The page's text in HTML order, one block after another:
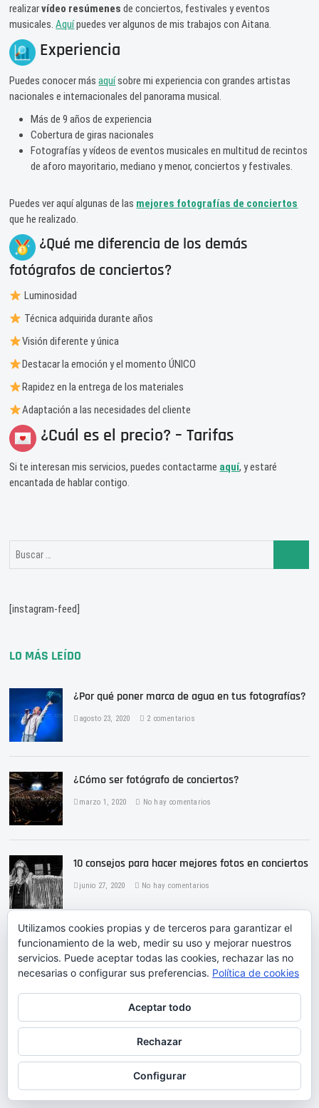
realizarvídeo resúmenes de conciertos, festivales y eventos
musicales.Aquípuedes ver algunos de mis trabajos con Aitana.
Experiencia
Puedes conocer másaquísobre mi experiencia con grandes artistas
nacionales e internacionales del panorama musical.
Más de 9 años de experiencia
Cobertura de giras nacionales
Fotografías y vídeos de eventos musicales en multitud de recintos
de aforo mayoritario, mediano y menor, conciertos y festivales.
Puedes ver aquí algunas de las mejores fotografías de conciertos
que he realizado.
¿Qué me diferencia de los demás
fotógrafos de conciertos?
Luminosidad
Técnica adquirida durante años
Visión diferente y única
Destacar la emoción y el momento ÚNICO
Rapidez en la entrega de los materiales
Adaptación a las necesidades del cliente
¿Cuál es el precio? – Tarifas
Si te interesan mis servicios, puedes contactarme aquí, y estaré
encantada de hablar contigo.
[instagram-feed]
LO MÁS LEÍDO
¿Por qué poner marca de agua en tus fotografías?
agosto 23, 2020 2 comentarios
¿Cómo ser fotógrafo de conciertos?
marzo 1, 2020 No hay comentarios
10 consejos para hacer mejores fotos en conciertos
junio 27, 2020 No hay comentarios
Tamy Mauri| Diseñado por:Theme Freesia|WordPress| © Copyright. Todos los
derechos reservados. |Política de Privacidad
TwitterLinkedin
Utilizamos cookies propias y de terceros para garantizar el
funcionamiento de la web, medir su uso y mejorar nuestros
servicios. Puede aceptar todas las cookies, rechazar las no
necesarias o configurar sus preferencias. Política de cookies
Aceptar todo
Rechazar
Configurar